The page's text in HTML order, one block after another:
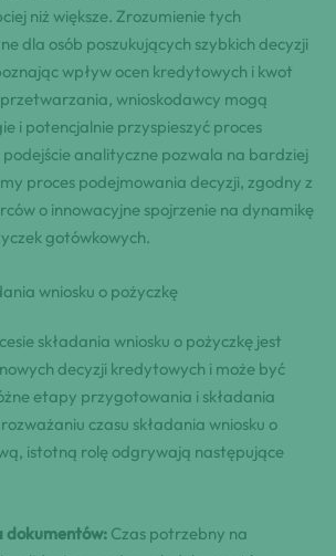
niż większe. Zrozumienie tych
dla osób poszukujących szybkich decyzji
wpływ ocen kredytowych i kwot
wnioskodawcy mogą
i potencjalnie przyspieszyć proces
analityczne pozwala na bardziej
proces podejmowania decyzji, zgodny z
o innowacyjne spojrzenie na dynamikę
gotówkowych.
wniosku o pożyczkę
składania wniosku o pożyczkę jest
decyzji kredytowych i może być
etapy przygotowania i składania
czasu składania wniosku o
istotną rolę odgrywają następujące
dokumentów: Czas potrzebny na